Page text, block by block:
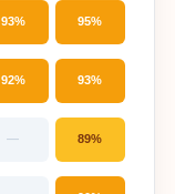
93% 95%
92% 93%
— 89%